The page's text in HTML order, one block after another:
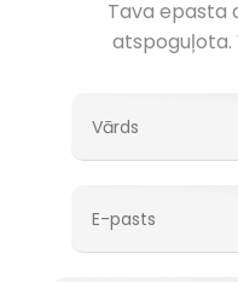
Tava epasta
atspoguļota.